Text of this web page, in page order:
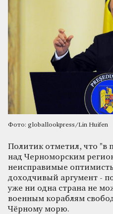
Фото: globallookpress/Lin Huifen
Политик отметил, что "в
над Черноморским
неисправимые
доходчивый аргумент -
уже ни одна страна не
военным кораблям
Чёрному морю.